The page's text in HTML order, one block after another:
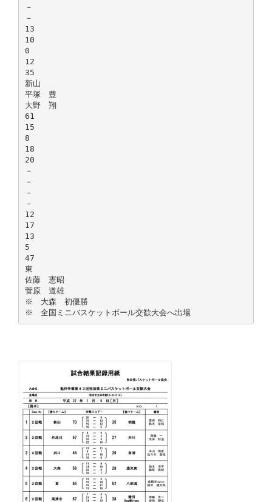
－
－
13
10
0
12
35
新山
平塚 豊
大野 翔
61
15
8
18
20
－
－
－
－
12
17
13
5
47
東
佐藤 憲昭
菅原 道雄
※ 大森 初優勝
※ 全国ミニバスケットボール交歓大会へ出場